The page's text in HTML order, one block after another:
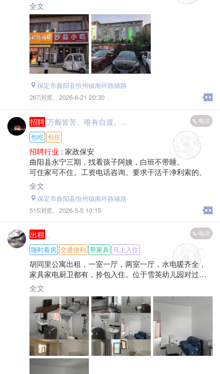
全文
保定市曲阳县恒州镇南环路辅路
267浏览、 2026-6-21 20:30
招聘 万般皆苦、唯有自渡。... 电话
包吃 包住
招聘行业 : 家政保安
曲阳县永宁三期，找看孩子阿姨，白班不带睡。
可住家可不住。工资电话咨询。要求干活干净利索的。
全文
保定市曲阳县恒州镇南环路辅路
515浏览、 2026-5-5 10:15
出租 电话
随时看房 交通便利 带家具 马上入住
胡同里公寓出租，一室一厅，两室一厅，水电暖齐全，
家具家电厨卫都有，拎包入住。位于雪英幼儿园对过，
距离惠友、一中、文昌小学都不远。
全文